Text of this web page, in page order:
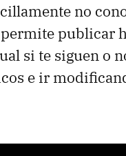
no
publicar
si te siguen o
e ir